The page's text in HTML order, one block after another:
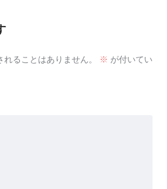
ることはありません。 ※ が付いてい